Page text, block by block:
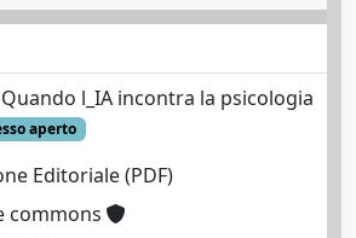
l_IA incontra la psicologia
aperto
Editoriale (PDF)
commons